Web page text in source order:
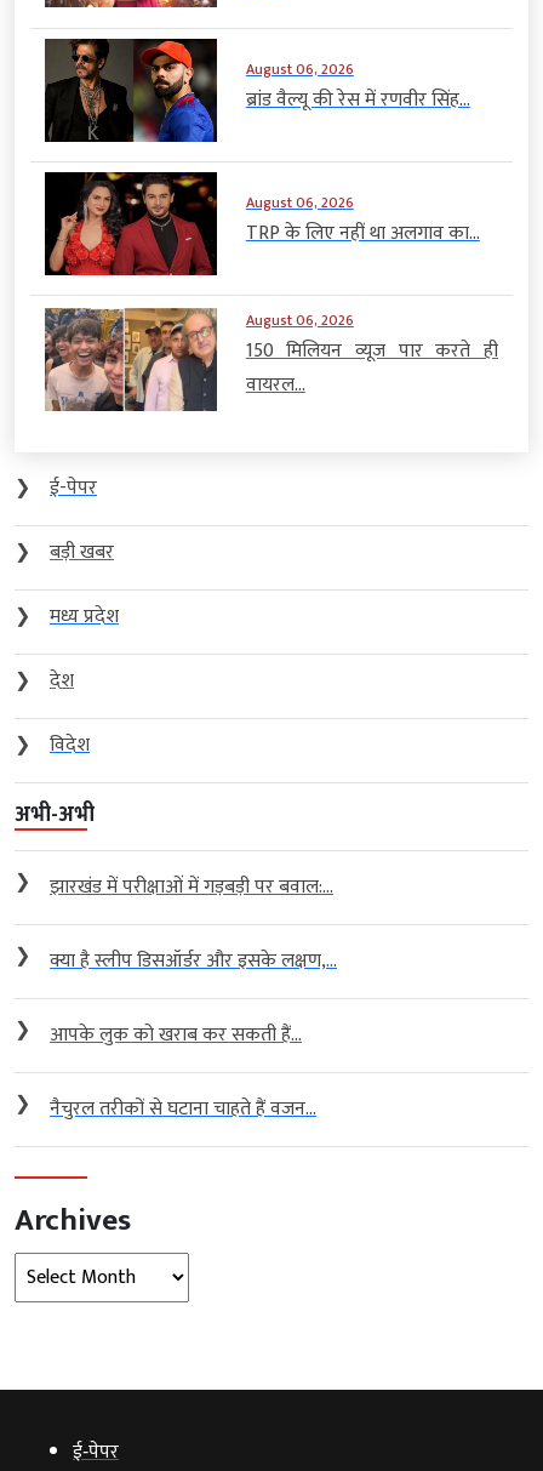
August 06, 2026
ब्रांड वैल्यू की रेस में रणवीर सिंह...
August 06, 2026
TRP के लिए नहीं था अलगाव का...
August 06, 2026
150 मिलियन व्यूज पार करते ही
वायरल...
❯
ई-पेपर
❯
बड़ी खबर
❯
मध्य प्रदेश
❯
देश
❯
विदेश
अभी-अभी
❯ झारखंड में परीक्षाओं में गड़बड़ी पर बवाल:...
❯ क्या है स्लीप डिसऑर्डर और इसके लक्षण,...
❯ आपके लुक को खराब कर सकती हैं...
❯ नैचुरल तरीकों से घटाना चाहते हैं वजन...
Archives
Archives
ई‑पेपर